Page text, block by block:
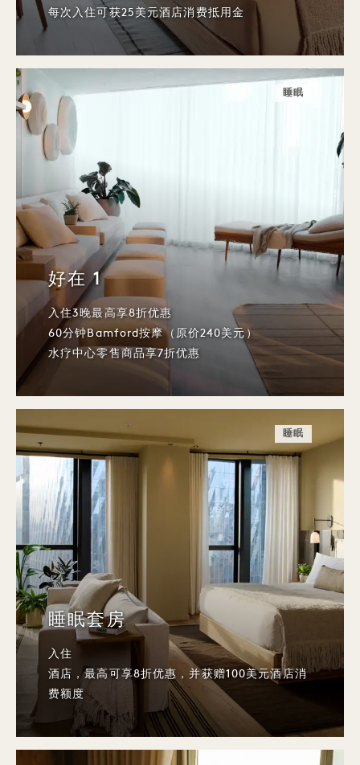
每次入住可获25美元酒店消费抵用金
睡眠
好在 1
入住3晚最高享8折优惠
60分钟Bamford按摩（原价240美元）
水疗中心零售商品享7折优惠
睡眠
睡眠套房
入住
酒店，最高可享8折优惠，并获赠100美元酒店消
费额度